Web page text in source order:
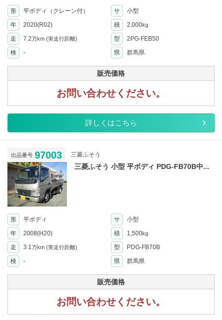
形 平ボディ（クレーン付） サ
小型
年
2020(R02) 積 2,000kg
走 7.2万km (実走行距離) 型
2PG-FEB50
検
- 県 群馬県
販売価格
お問い合わせください。
詳しくはこちら
出品番号 97003 三菱ふそう
三菱ふそう 小型 平ボディ PDG-FB70B中...
形 平ボディ サ
小型
年
2008(H20) 積 1,500kg
走 3.1 万km (実走行距離) 型
PDG-FB70B
検
- 県 群馬県
販売価格
お問い合わせください。